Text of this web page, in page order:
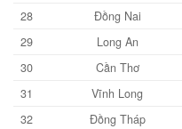
28
Đồng Nai
29
Long An
30
Cần Thơ
31
Vĩnh Long
32
Đồng Tháp